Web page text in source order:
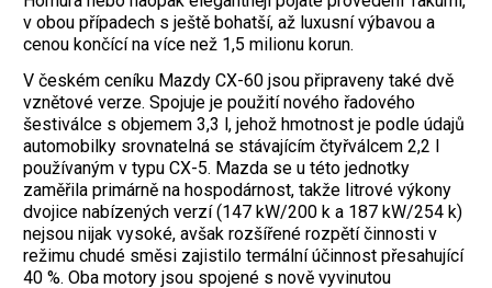
v obou případech s ještě bohatší, až luxusní výbavou a
cenou končící na více než 1,5 milionu korun.
V českém ceníku Mazdy CX-60 jsou připraveny také dvě
vznětové verze. Spojuje je použití nového řadového
šestiválce s objemem 3,3 l, jehož hmotnost je podle údajů
automobilky srovnatelná se stávajícím čtyřválcem 2,2 l
používaným v typu CX-5. Mazda se u této jednotky
zaměřila primárně na hospodárnost, takže litrové výkony
dvojice nabízených verzí (147 kW/200 k a 187 kW/254 k)
nejsou nijak vysoké, avšak rozšířené rozpětí činnosti v
režimu chudé směsi zajistilo termální účinnost přesahující
40 %. Oba motory jsou spojené s nově vyvinutou